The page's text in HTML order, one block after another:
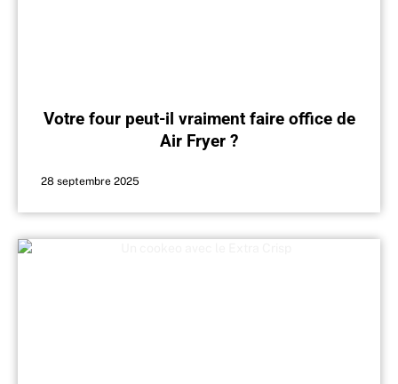
Votre four peut-il vraiment faire office de
Air Fryer ?
28 septembre 2025